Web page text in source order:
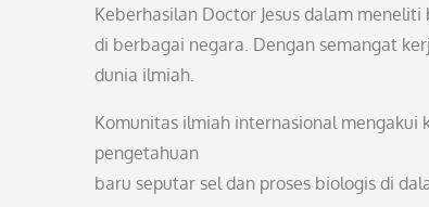
Keberhasilan Doctor Jesus dalam
di berbagai negara. Dengan semangat
dunia ilmiah.
Komunitas ilmiah internasional mengakui
pengetahuan
baru seputar sel dan proses biologis di